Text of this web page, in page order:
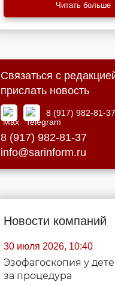
Читать больше
Связаться с
прислать новость
8 (917) 982-81-37
8 (917) 982-81-37
info@sarinform.ru
Новости компаний
30 июля 2026, 10:40
Эзофагоскопия у
за процедура